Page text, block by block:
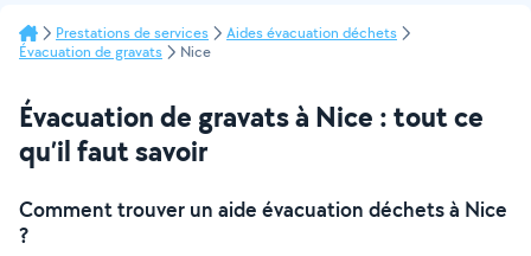
Prestations de services
Aides évacuation déchets
Évacuation de gravats
Nice
Évacuation de gravats à Nice : tout ce
qu’il faut savoir
Comment trouver un aide évacuation déchets à Nice
?